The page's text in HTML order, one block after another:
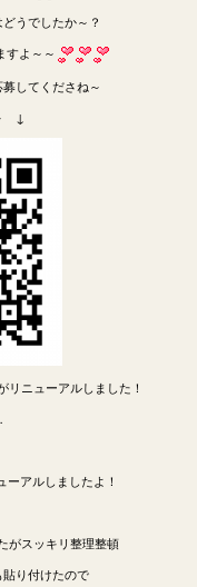
うでしたか～？
すよ～～
してくださね～
↓
ニューアルしました！
アルしましたよ！
がスッキリ整理整頓
り付けたので